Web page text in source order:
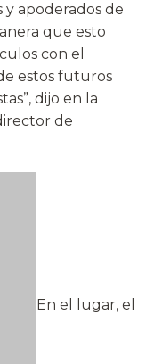
y apoderados de
que esto
con el
estos futuros
dijo en la
de
En el lugar, el